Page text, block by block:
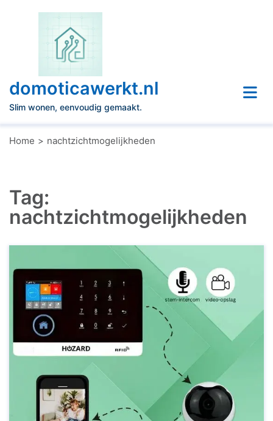
domoticawerkt.nl
Slim wonen, eenvoudig gemaakt.
Home nachtzichtmogelijkheden
Tag:
nachtzichtmogelijkheden